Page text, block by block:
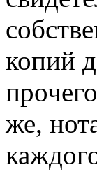
копий
же,